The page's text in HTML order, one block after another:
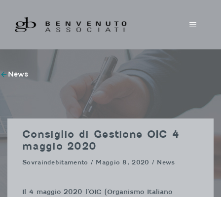
contenuto
MENU
News
Consiglio di Gestione OIC 4
maggio 2020
Sovraindebitamento / Maggio 8, 2020 / News
Il 4 maggio 2020 l’OIC (Organismo Italiano